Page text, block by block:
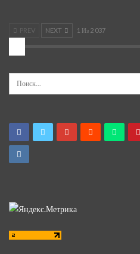
PREV NEXT 1 Из 2 037